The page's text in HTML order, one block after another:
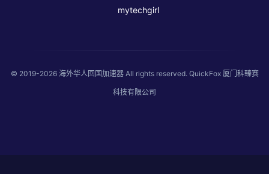
mytechgirl
© 2019-2026 海外华人回国加速器All rights reserved. QuickFox 厦门科臻赛
科技有限公司